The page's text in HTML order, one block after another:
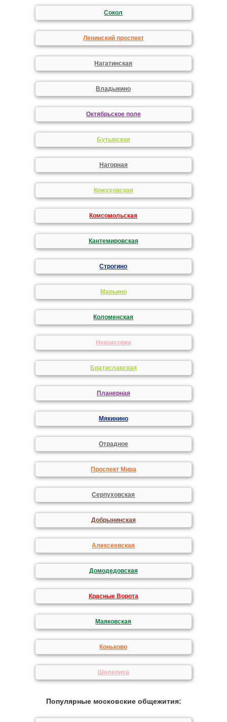
Сокол
Ленинский проспект
Нагатинская
Владыкино
Октябрьское поле
Бутырская
Нагорная
Кожуховская
Комсомольская
Кантемировская
Строгино
Марьино
Коломенская
Некрасовка
Братиславская
Планерная
Мякинино
Отрадное
Проспект Мира
Серпуховская
Добрынинская
Алексеевская
Домодедовская
Красные Ворота
Маяковская
Коньково
Шелепиха
Популярные московские общежития: